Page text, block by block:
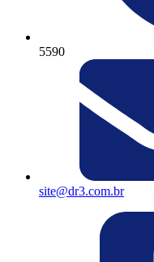
5590
site@dr3.com.br